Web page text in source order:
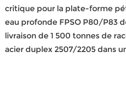
critique pour la plate-forme
eau profonde FPSO P80/P83
livraison de 1 500 tonnes de
acier duplex 2507/2205 dans